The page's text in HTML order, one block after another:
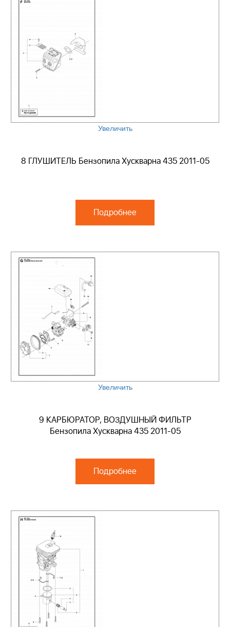
Увеличить
8 ГЛУШИТЕЛЬ Бензопила Хускварна 435 2011-05
Подробнее
Увеличить
9 КАРБЮРАТОР, ВОЗДУШНЫЙ ФИЛЬТР
Бензопила Хускварна 435 2011-05
Подробнее